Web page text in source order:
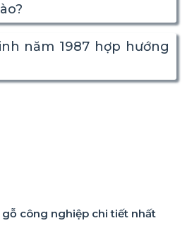
năm 1987 hợp hướng
công nghiệp chi tiết nhất